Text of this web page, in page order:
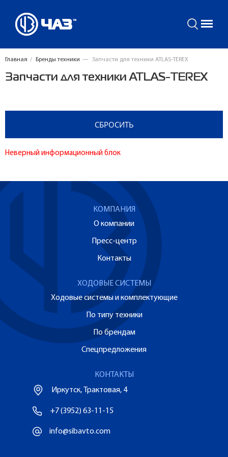
Главная / Бренды техники — Запчасти для техники ATLAS-TEREX
Запчасти для техники ATLAS-TEREX
Неверный информационный блок
КОМПАНИЯ
О компании
Пресс-центр
Контакты
ХОДОВЫЕ СИСТЕМЫ
Ходовые системы и комплектующие
По типу техники
По брендам
Спецпредложения
КОНТАКТЫ
Иркутск, Трактовая, 4
+7 (3952) 63-11-15
info@sibavto.com